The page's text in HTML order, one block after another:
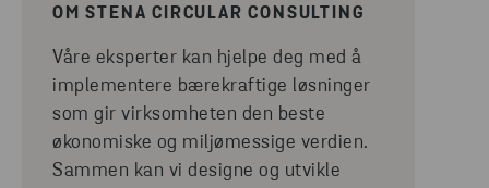
OM STENA CIRCULAR CONSULTING
Våre eksperter kan hjelpe deg med å
implementere bærekraftige løsninger
som gir virksomheten den beste
økonomiske og miljømessige verdien.
Sammen kan vi designe og utvikle